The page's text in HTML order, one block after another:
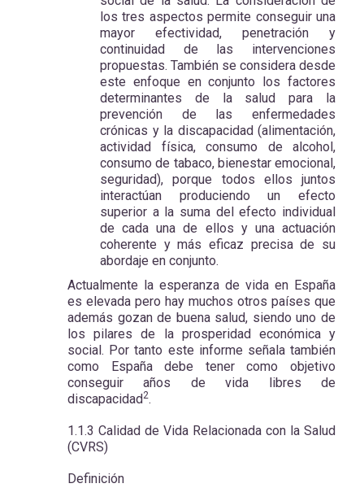
los tres aspectos permite conseguir una
mayor efectividad, penetración y
continuidad de las intervenciones
propuestas. También se considera desde
este enfoque en conjunto los factores
determinantes de la salud para la
prevención de las enfermedades
crónicas y la discapacidad (alimentación,
actividad física, consumo de alcohol,
consumo de tabaco, bienestar emocional,
seguridad), porque todos ellos juntos
interactúan produciendo un efecto
superior a la suma del efecto individual
de cada una de ellos y una actuación
coherente y más eficaz precisa de su
abordaje en conjunto.
Actualmente la esperanza de vida en España
es elevada pero hay muchos otros países que
además gozan de buena salud, siendo uno de
los pilares de la prosperidad económica y
social. Por tanto este informe señala también
como España debe tener como objetivo
conseguir años de vida libres de
discapacidad2.
1.1.3 Calidad de Vida Relacionada con la Salud
(CVRS)
Definición